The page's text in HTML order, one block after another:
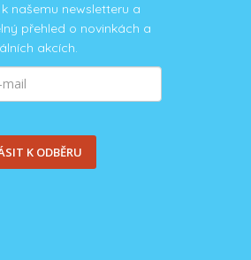
našemu newsletteru a
přehled o novinkách a
akcích.
K ODBĚRU